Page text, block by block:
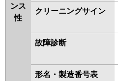
ンス
性
クリーニングサイン
故障診断
形名・製造番号表